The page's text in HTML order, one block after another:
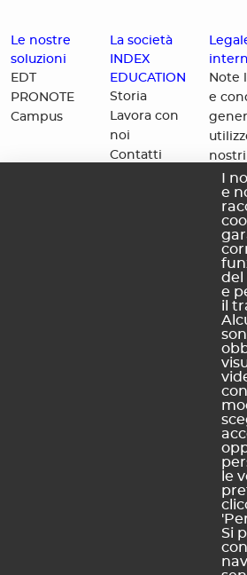
Le nostre
soluzioni
EDT
PRONOTE
Campus
La società
INDEX
EDUCATION
Storia
Lavora con
noi
Contatti
Note
e
sui
sito
INDEX EDUCATION
Accreditati dal M.I.U.R.
I
e
del
e
il
le
Si